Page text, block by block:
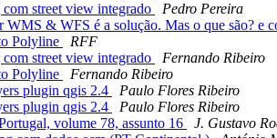
street view integrado
Pedro Pereira
WMS & WFS é a solução. Mas o que são? e
Polyline
RFF
street view integrado
Fernando Ribeiro
Polyline
Fernando Ribeiro
plugin qgis 2.4
Paulo Flores Ribeiro
plugin qgis 2.4
Paulo Flores Ribeiro
volume 78, assunto 16
J. Gustavo